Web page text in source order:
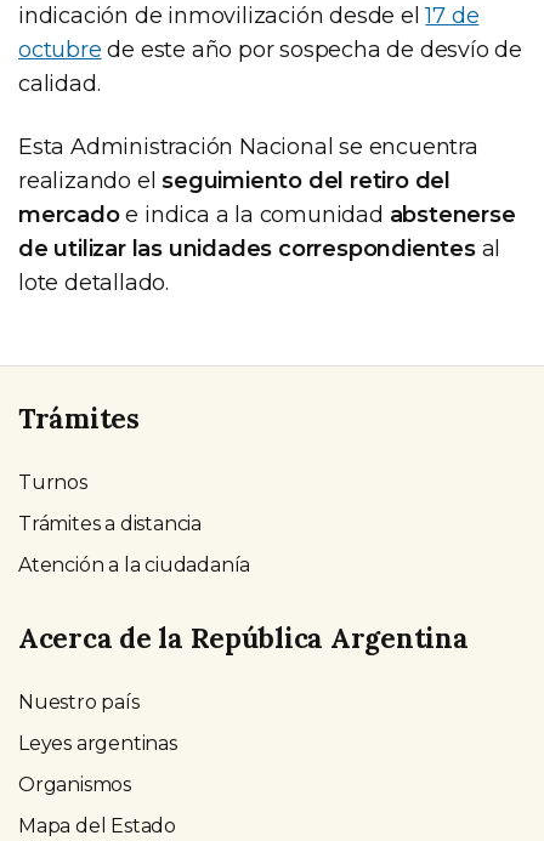
indicación de inmovilización desde el17 de
octubre de este año por sospecha de desvío de
calidad.
Esta Administración Nacional se encuentra
realizando elseguimiento del retiro del
mercadoe indica a la comunidad abstenerse
de utilizar las unidades correspondientesal
lote detallado.
Trámites
Turnos
Trámites a distancia
Atención a la ciudadanía
Acerca de la República Argentina
Nuestro país
Leyes argentinas
Organismos
Mapa del Estado